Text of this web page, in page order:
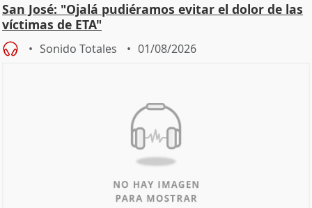
San José: "Ojalá pudiéramos evitar el dolor de las
víctimas de ETA"
Sonido Totales 01/08/2026